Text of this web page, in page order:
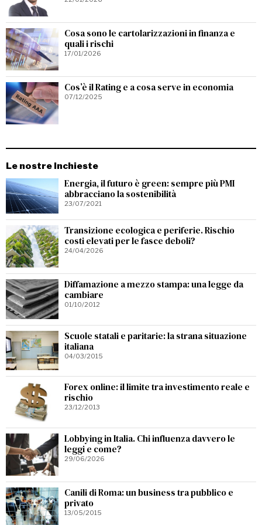
Cosa sono le cartolarizzazioni in finanza e
quali i rischi
17/01/2026
Cos’è il Rating e a cosa serve in economia
07/12/2025
Le nostre Inchieste
Energia, il futuro è green: sempre più PMI
abbracciano la sostenibilità
23/07/2021
Transizione ecologica e periferie. Rischio
costi elevati per le fasce deboli?
24/04/2026
Diffamazione a mezzo stampa: una legge da
cambiare
01/10/2012
Scuole statali e paritarie: la strana situazione
italiana
04/03/2015
Forex online: il limite tra investimento reale e
rischio
23/12/2013
Lobbying in Italia. Chi influenza davvero le
leggi e come?
29/06/2026
Canili di Roma: un business tra pubblico e
privato
13/05/2015